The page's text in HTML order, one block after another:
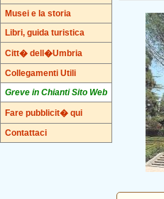
Musei e la storia
Libri, guida turistica
Citt� dell�Umbria
Collegamenti Utili
Greve in Chianti Sito Web
Fare pubblicit� qui
Contattaci